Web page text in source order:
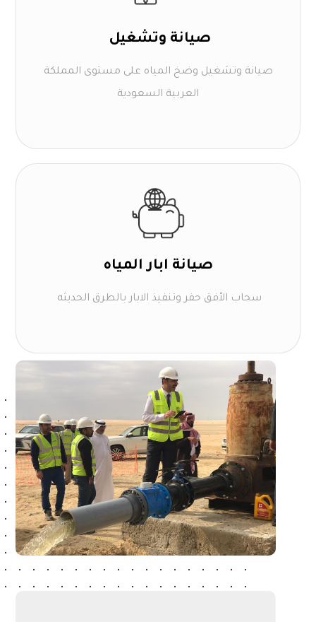
صيانة وتشغيل
صيانة وتشغيل وضخ المياه على مستوى المملكة
العربية السعودية
صيانة ابار المياه
سحاب الأفق حفر وتنفيذ الابار بالطرق الحديثه